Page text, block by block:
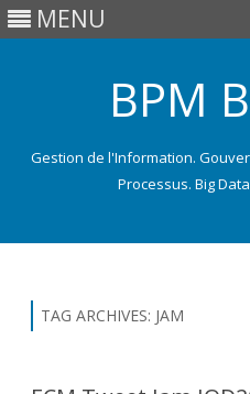
MENU
BPM
Gestion de l'Information.
Processus. Big
TAG ARCHIVES: JAM